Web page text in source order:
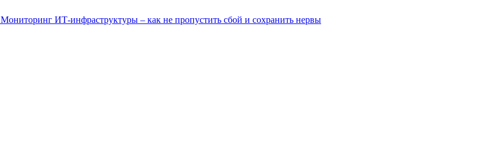
Мониторинг ИТ-инфраструктуры – как не пропустить сбой и сохранить нервы